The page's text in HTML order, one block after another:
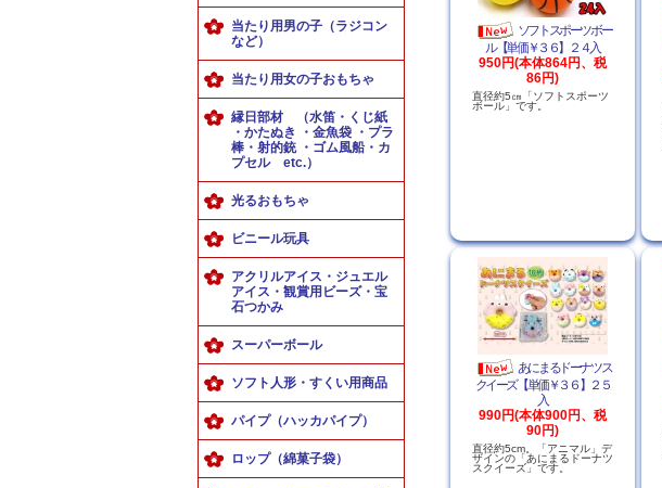
当たり用男の子（ラジコン
など）
当たり用女の子おもちゃ
縁日部材 （水笛・くじ紙
・かたぬき ・金魚袋 ・プラ
棒・射的銃 ・ゴム風船・カ
プセル etc.）
光るおもちゃ
ビニール玩具
アクリルアイス・ジュエル
アイス・観賞用ビーズ・宝
石つかみ
スーパーボール
ソフト人形・すくい用商品
パイプ（ハッカパイプ）
ロップ（綿菓子袋）
ソフトスポーツボー
ル【単価￥３６】２４入
950円(本体864円、税
86円)
直径約5㎝「ソフトスポーツ
ボール」です。
あにまるドーナツス
クイーズ【単価￥３６】２５
入
990円(本体900円、税
90円)
直径約5cm。「アニマル」デ
ザインの「あにまるドーナツ
スクイーズ」です。